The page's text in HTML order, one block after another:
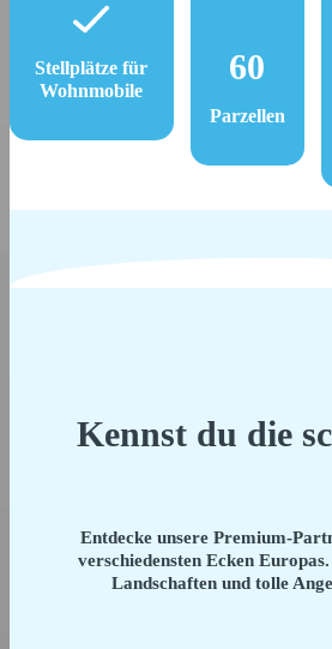
Stellplätze für
Wohnmobile
60
Parzellen
Kennst du die
Entdecke unsere Premium-
verschiedensten Ecken
Landschaften und tolle